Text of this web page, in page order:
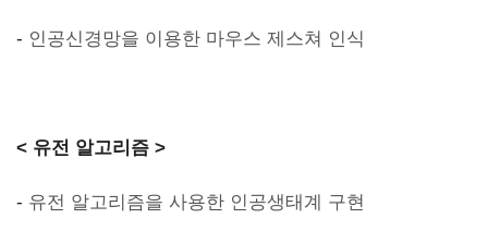
- 인공신경망을 이용한 마우스 제스쳐 인식
< 유전 알고리즘 >
- 유전 알고리즘을 사용한 인공생태계 구현